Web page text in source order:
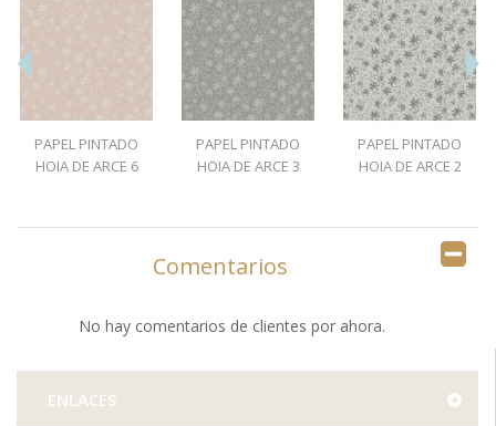
PAPEL PINTADO
HOJA DE ARCE 6
PAPEL PINTADO
HOJA DE ARCE 3
PAPEL PINTADO
HOJA DE ARCE 2
Comentarios
No hay comentarios de clientes por ahora.
ENLACES